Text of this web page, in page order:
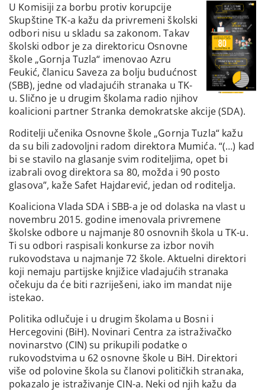
U Komisiji za borbu protiv korupcije
Skupštine TK-a kažu da privremeni školski
odbori nisu u skladu sa zakonom. Takav
školski odbor je za direktoricu Osnovne
škole „Gornja Tuzla“ imenovao Azru
Feukić, članicu Saveza za bolju budućnost
(SBB), jedne od vladajućih stranaka u TK-
u. Slično je u drugim školama radio njihov
koalicioni partner Stranka demokratske akcije (SDA).
Roditelji učenika Osnovne škole „Gornja Tuzla“ kažu
da su bili zadovoljni radom direktora Mumića. “(…) kad
bi se stavilo na glasanje svim roditeljima, opet bi
izabrali ovog direktora sa 80, možda i 90 posto
glasova”, kaže Safet Hajdarević, jedan od roditelja.
Koaliciona Vlada SDA i SBB-a je od dolaska na vlast u
novembru 2015. godine imenovala privremene
školske odbore u najmanje 80 osnovnih škola u TK-u.
Ti su odbori raspisali konkurse za izbor novih
rukovodstava u najmanje 72 škole. Aktuelni direktori
koji nemaju partijske knjižice vladajućih stranaka
očekuju da će biti razriješeni, iako im mandat nije
istekao.
Politika odlučuje i u drugim školama u Bosni i
Hercegovini (BiH). Novinari Centra za istraživačko
novinarstvo (CIN) su prikupili podatke o
rukovodstvima u 62 osnovne škole u BiH. Direktori
više od polovine škola su članovi političkih stranaka,
pokazalo je istraživanje CIN-a. Neki od njih kažu da